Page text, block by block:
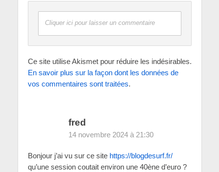
Cliquer ici pour laisser un commentaire
Ce site utilise Akismet pour réduire les indésirables.
En savoir plus sur la façon dont les données de
vos commentaires sont traitées.
fred
14 novembre 2024 à 21:30
Bonjour j’ai vu sur ce site https://blogdesurf.fr/
qu’une session coutait environ une 40ène d’euro ?